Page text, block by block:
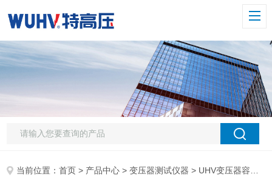
当前位置：首页 > 产品中心 >变压器测试仪器 > UHV变压器容量及空载负载